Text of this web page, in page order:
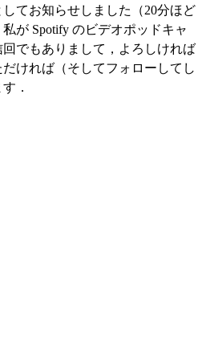
してお知らせしました（20分ほど
が Spotify のビデオポッドキャ
でもありまして，よろしければ
ければ（そしてフォローしてし
．